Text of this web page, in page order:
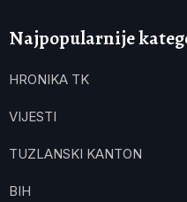
Najpopularnije
HRONIKA TK
VIJESTI
TUZLANSKI KANTON
BIH